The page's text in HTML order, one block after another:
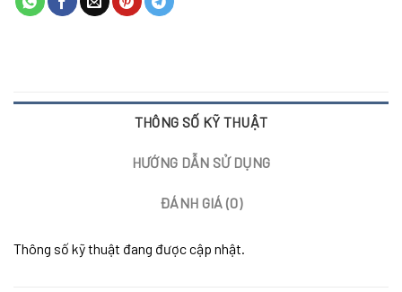
THÔNG SỐ KỸ THUẬT
HƯỚNG DẪN SỬ DỤNG
ĐÁNH GIÁ (0)
Thông số kỹ thuật đang được cập nhật.